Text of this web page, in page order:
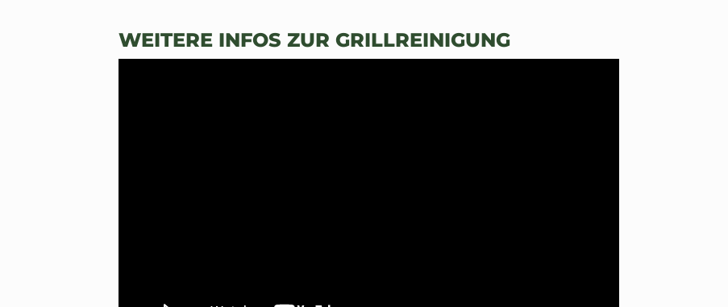
WEITERE INFOS ZUR GRILLREINIGUNG